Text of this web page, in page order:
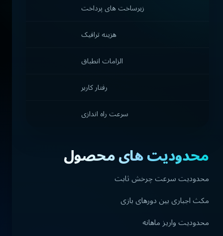
زیرساخت های پرداخت
هزینه ترافیک
الزامات انطباق
رفتار کاربر
سرعت راه اندازی
محدودیت های محصول
محدودیت سرعت چرخش ثابت
مکث اجباری بین دورهای بازی
محدودیت واریز ماهانه